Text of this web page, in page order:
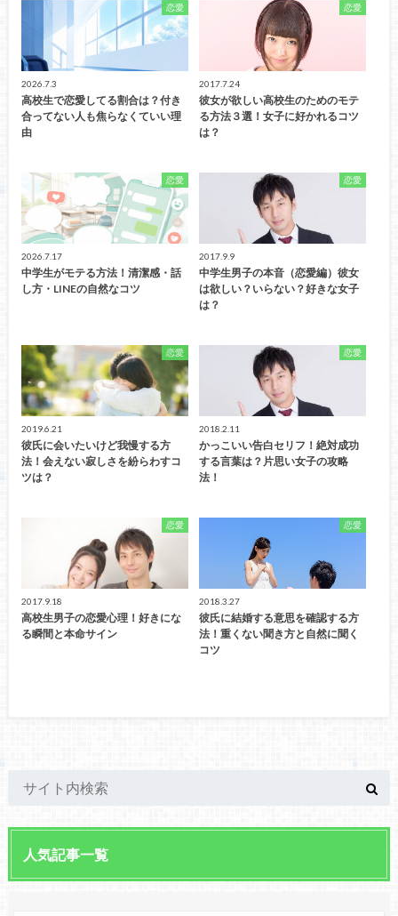
恋愛
2026.7.3
高校生で恋愛してる割合は？付き
合ってない人も焦らなくていい理
由
恋愛
2017.7.24
彼女が欲しい高校生のためのモテ
る方法３選！女子に好かれるコツ
は？
恋愛
2026.7.17
中学生がモテる方法！清潔感・話
し方・LINEの自然なコツ
恋愛
2017.9.9
中学生男子の本音（恋愛編）彼女
は欲しい？いらない？好きな女子
は？
恋愛
2019.6.21
彼氏に会いたいけど我慢する方
法！会えない寂しさを紛らわすコ
ツは？
恋愛
2018.2.11
かっこいい告白セリフ！絶対成功
する言葉は？片思い女子の攻略
法！
恋愛
2017.9.18
高校生男子の恋愛心理！好きにな
る瞬間と本命サイン
恋愛
2018.3.27
彼氏に結婚する意思を確認する方
法！重くない聞き方と自然に聞く
コツ
人気記事一覧